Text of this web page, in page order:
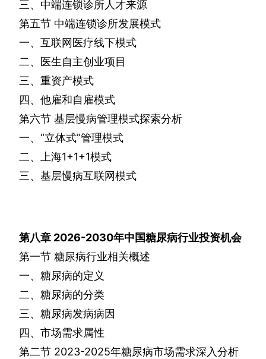
三、中端连锁诊所人才来源
第五节 中端连锁诊所发展模式
一、互联网医疗线下模式
二、医生自主创业项目
三、重资产模式
四、他雇和自雇模式
第六节 基层慢病管理模式探索分析
一、“立体式”管理模式
二、上海1+1+1模式
三、基层慢病互联网模式
第八章 2026-2030年中国糖尿病行业投资机会
第一节 糖尿病行业相关概述
一、糖尿病的定义
二、糖尿病的分类
三、糖尿病发病病因
四、市场需求属性
第二节 2023-2025年糖尿病市场需求深入分析